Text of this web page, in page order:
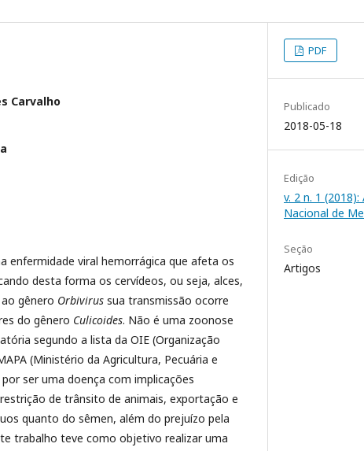
Carvalho
enfermidade viral hemorrágica que afeta os
desta forma os cervídeos, ou seja, alces,
gênero Orbivirus sua transmissão ocorre
do gênero Culicoides. Não é uma zoonose
segundo a lista da OIE (Organização
(Ministério da Agricultura, Pecuária e
ser uma doença com implicações
de trânsito de animais, exportação e
quanto do sêmen, além do prejuízo pela
trabalho teve como objetivo realizar uma
PDF
Publicado
2018-05-18
Edição
v. 2 n. 1
Nacional de
Seção
Artigos